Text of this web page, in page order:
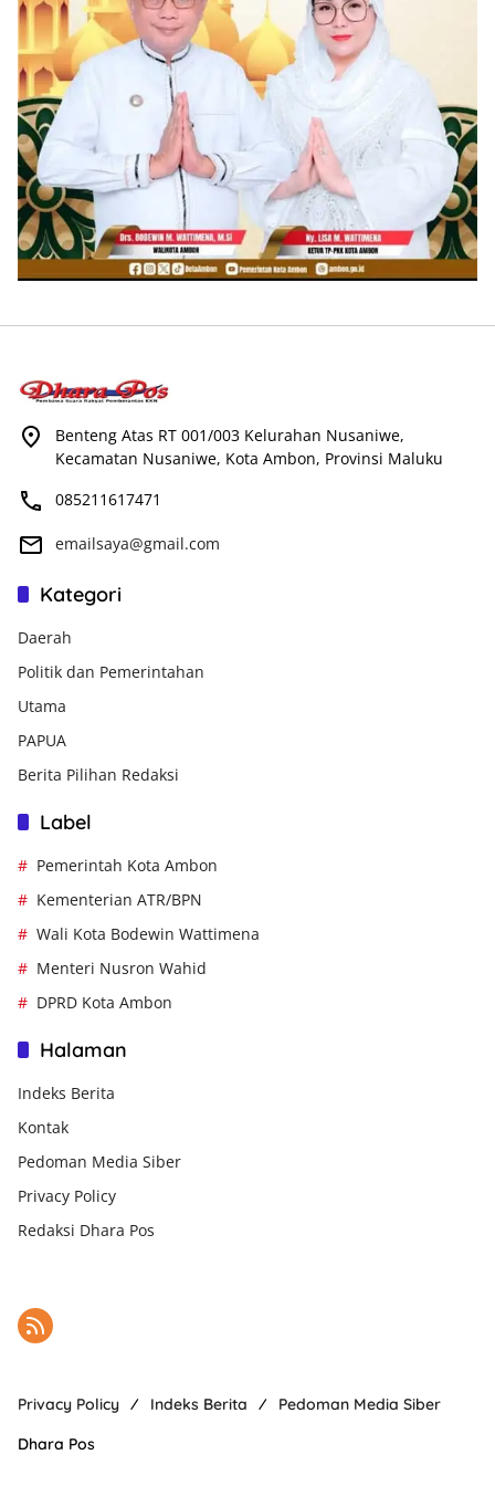
Benteng Atas RT 001/003 Kelurahan Nusaniwe,
Kecamatan Nusaniwe, Kota Ambon, Provinsi Maluku
085211617471
emailsaya@gmail.com
Kategori
Daerah
Politik dan Pemerintahan
Utama
PAPUA
Berita Pilihan Redaksi
Label
Pemerintah Kota Ambon
Kementerian ATR/BPN
Wali Kota Bodewin Wattimena
Menteri Nusron Wahid
DPRD Kota Ambon
Halaman
Indeks Berita
Kontak
Pedoman Media Siber
Privacy Policy
Redaksi Dhara Pos
Privacy Policy Indeks Berita
Pedoman Media Siber
Dhara Pos